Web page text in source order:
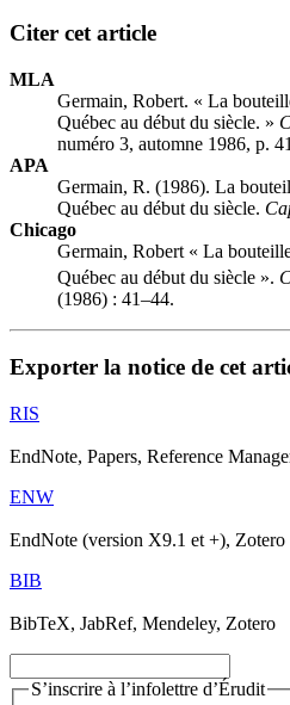
Citer cet article
MLA
Germain, Robert. « La
Québec au début du siècle. »
numéro 3, automne 1986, p.
APA
Germain, R. (1986). La
Québec au début du siècle.
Chicago
Germain, Robert « La
Québec au début du siècle ».
(1986) : 41–44.
Exporter la notice de cet
RIS
EndNote, Papers, Reference
ENW
EndNote (version X9.1 et +), Zotero
BIB
BibTeX, JabRef, Mendeley, Zotero
S’inscrire à l’infolettre d’Érudit